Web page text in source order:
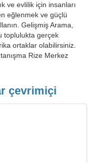
ve evlilik için insanları
eğlenmek ve güçlü
Gelişmiş Arama,
toplulukta gerçek
ortaklar olabilirsiniz.
Rize Merkez
çevrimiçi